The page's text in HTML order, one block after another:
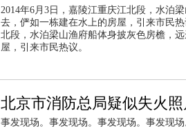
2014年6月3日，嘉陵江重庆江北段，水泊
去，俨如一栋建在水上的房屋，引来市民
北段，水泊梁山渔府船体身披灰色房檐，
屋，引来市民热议。
北京市消防总局疑似失火
事发现场。事发现场。事发现场。事发现场